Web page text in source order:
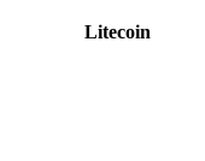
Litecoin